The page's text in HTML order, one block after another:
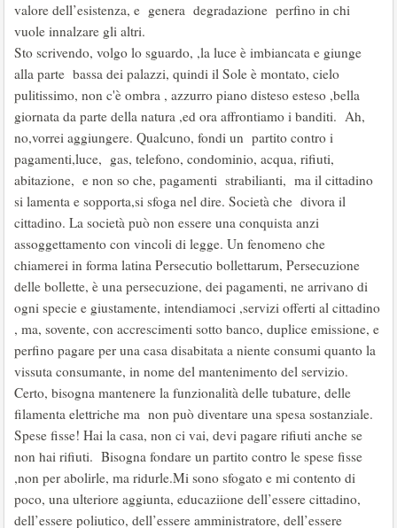
valore dell’esistenza, e genera degradazione perfino in chi
vuole innalzare gli altri.
Sto scrivendo, volgo lo sguardo, ,la luce è imbiancata e giunge
alla parte bassa dei palazzi, quindi il Sole è montato, cielo
pulitissimo, non c'è ombra , azzurro piano disteso esteso ,bella
giornata da parte della natura ,ed ora affrontiamo i banditi. Ah,
no,vorrei aggiungere. Qualcuno, fondi un partito contro i
pagamenti,luce, gas, telefono, condominio, acqua, rifiuti,
abitazione, e non so che, pagamenti strabilianti, ma il cittadino
si lamenta e sopporta,si sfoga nel dire. Società che divora il
cittadino. La società può non essere una conquista anzi
assoggettamento con vincoli di legge. Un fenomeno che
chiamerei in forma latina Persecutio bollettarum, Persecuzione
delle bollette, è una persecuzione, dei pagamenti, ne arrivano di
ogni specie e giustamente, intendiamoci ,servizi offerti al cittadino
, ma, sovente, con accrescimenti sotto banco, duplice emissione, e
perfino pagare per una casa disabitata a niente consumi quanto la
vissuta consumante, in nome del mantenimento del servizio.
Certo, bisogna mantenere la funzionalità delle tubature, delle
filamenta elettriche ma non può diventare una spesa sostanziale.
Spese fisse! Hai la casa, non ci vai, devi pagare rifiuti anche se
non hai rifiuti. Bisogna fondare un partito contro le spese fisse
,non per abolirle, ma ridurle.Mi sono sfogato e mi contento di
poco, una ulteriore aggiunta, educaziione dell’essere cittadino,
dell’essere poliutico, dell’essere amministratore, dell’essere